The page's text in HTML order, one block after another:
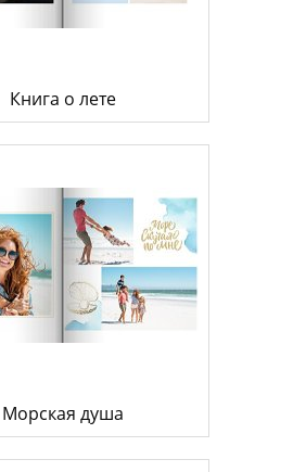
Книга о лете
Морская душа